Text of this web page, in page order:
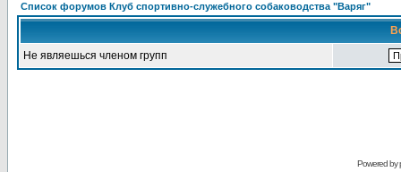
Список форумов Клуб спортивно-служебного собаководства "Варяг"
Не являешься членом групп
Powered by